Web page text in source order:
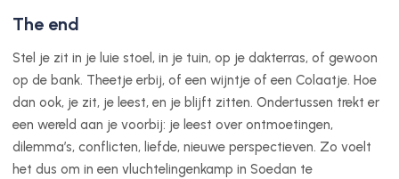
The end
Stel je zit in je luie stoel, in je tuin, op je dakterras, of gewoon
op de bank. Theetje erbij, of een wijntje of een Colaatje. Hoe
dan ook, je zit, je leest, en je blijft zitten. Ondertussen trekt er
een wereld aan je voorbij: je leest over ontmoetingen,
dilemma’s, conflicten, liefde, nieuwe perspectieven. Zo voelt
het dus om in een vluchtelingenkamp in Soedan te